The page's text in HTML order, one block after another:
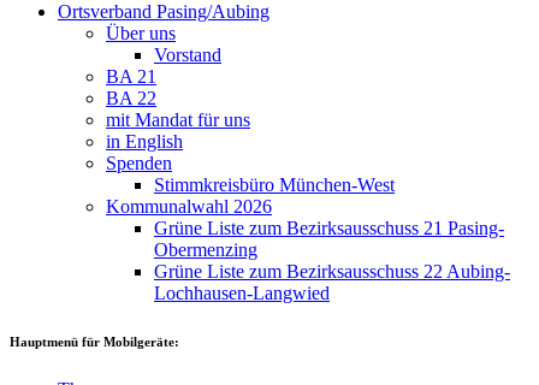
Ortsverband Pasing/Aubing
Über uns
Vorstand
BA 21
BA 22
mit Mandat für uns
in English
Spenden
Stimmkreisbüro München-West
Kommunalwahl 2026
Grüne Liste zum Bezirksausschuss 21 Pasing-
Obermenzing
Grüne Liste zum Bezirksausschuss 22 Aubing-
Lochhausen-Langwied
Hauptmenü für Mobilgeräte: